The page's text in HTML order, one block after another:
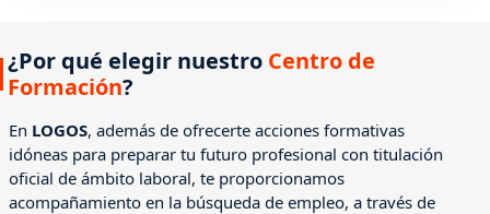
¿Por qué elegir nuestro Centro de
Formación?
En LOGOS, además de ofrecerte acciones formativas
idóneas para preparar tu futuro profesional con titulación
oficial de ámbito laboral, te proporcionamos
acompañamiento en la búsqueda de empleo, a través de